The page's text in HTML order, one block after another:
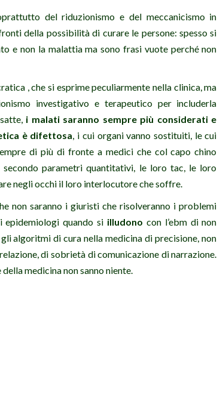
del riduzionismo e del meccanicismo in
della possibilità di curare le persone: spesso si
e non la malattia ma sono frasi vuote perché non
, che si esprime peculiarmente nella clinica, ma
investigativo e terapeutico per includerla
i malati saranno sempre più considerati e
è difettosa , i cui organi vanno sostituiti, le cui
di più di fronte a medici che col capo chino
parametri quantitativi, le loro tac, le loro
negli occhi il loro interlocutore che soffre.
non saranno i giuristi che risolveranno i problemi
epidemiologi quando si illudono con l’ebm di non
algoritmi di cura nella medicina di precisione, non
di sobrietà di comunicazione di narrazione.
medicina non sanno niente.